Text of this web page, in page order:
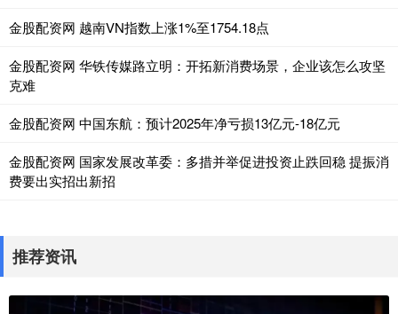
金股配资网 越南VN指数上涨1%至1754.18点
金股配资网 华铁传媒路立明：开拓新消费场景，企业该怎么攻坚
克难
金股配资网 中国东航：预计2025年净亏损13亿元-18亿元
金股配资网 国家发展改革委：多措并举促进投资止跌回稳 提振消
费要出实招出新招
推荐资讯